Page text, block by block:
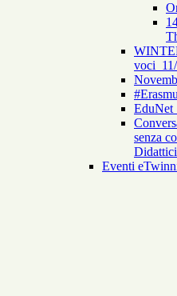
senza
Eventi